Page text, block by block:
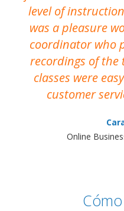
level of
was a pleasure
coordinator who
recordings of the
classes were
customer
Online